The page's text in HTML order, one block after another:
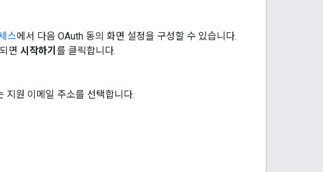
스에서 다음 OAuth 동의 화면 설정을 구성할 수 있습니다.
면 시작하기 를 클릭합니다.
지원 이메일 주소를 선택합니다.